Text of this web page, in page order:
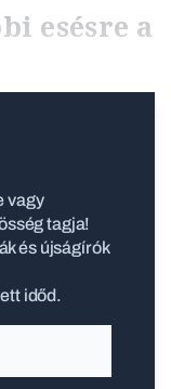
esésre a
vagy
tagja!
és újságírók
időd.